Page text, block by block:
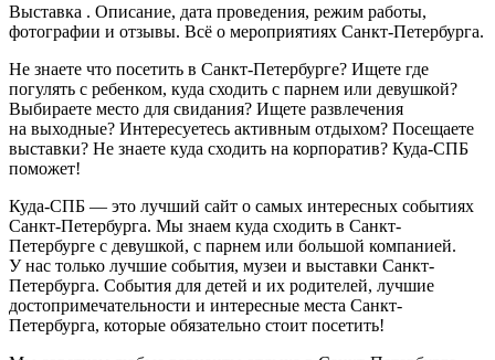
Выставка . Описание, дата проведения, режим работы,
фотографии и отзывы. Всё о мероприятиях Санкт-Петербурга.
Не знаете что посетить в Санкт-Петербурге? Ищете где
погулять с ребенком, куда сходить с парнем или девушкой?
Выбираете место для свидания? Ищете развлечения
на выходные? Интересуетесь активным отдыхом? Посещаете
выставки? Не знаете куда сходить на корпоратив? Куда-СПБ
поможет!
Куда-СПБ — это лучший сайт о самых интересных событиях
Санкт-Петербурга. Мы знаем куда сходить в Санкт-
Петербурге с девушкой, с парнем или большой компанией.
У нас только лучшие события, музеи и выставки Санкт-
Петербурга. События для детей и их родителей, лучшие
достопримечательности и интересные места Санкт-
Петербурга, которые обязательно стоит посетить!